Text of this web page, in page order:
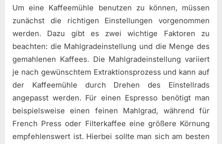
Um eine Kaffeemühle benutzen zu können, müssen
zunächst die richtigen Einstellungen vorgenommen
werden. Dazu gibt es zwei wichtige Faktoren zu
beachten: die Mahlgradeinstellung und die Menge des
gemahlenen Kaffees. Die Mahlgradeinstellung variiert
je nach gewünschtem Extraktionsprozess und kann auf
der Kaffeemühle durch Drehen des Einstellrads
angepasst werden. Für einen Espresso benötigt man
beispielsweise einen feinen Mahlgrad, während für
French Press oder Filterkaffee eine größere Körnung
empfehlenswert ist. Hierbei sollte man sich am besten